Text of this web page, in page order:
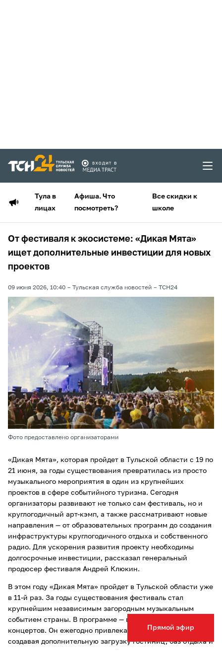
Тула в
лицах
Афиша. Что
посмотреть?
Все скидки к
школе
Прямой эфир
От фестиваля к экосистеме: «Дикая Мята»
ищет дополнительные инвестиции для новых
проектов
09 июня 2026, 10:40 Тульская служба новостей ТСН24
Фото предоставлено организаторами
«Дикая Мята», которая пройдет в Тульской области с 19 по
21 июня, за годы существования превратилась из просто
музыкального мероприятия в один из крупнейших
проектов в сфере событийного туризма. Сегодня
организаторы развивают не только сам фестиваль, но и
круглогодичный арт-кэмп, а также рассматривают новые
направления — от образовательных программ до создания
инфраструктуры круглогодичного отдыха и собственного
радио. Для ускорения развития проекту необходимы
долгосрочные инвестиции, рассказал генеральный
продюсер фестиваля Андрей Клюкин.
В этом году «Дикая Мята» пройдет в Тульской области уже
в 11-й раз. За годы существования фестиваль стал
крупнейшим независимым загородным музыкальным
событием страны. В программе — восемь сцен и более 130
концертов. Он ежегодно привлекает тысячи гостей,
создавая дополнительную загрузку гостиниц, баз отдыха и